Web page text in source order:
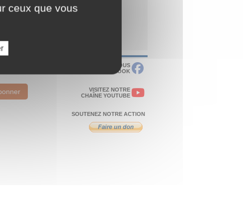
RETROUVEZ-NOUS
SUR FACEBOOK
VISITEZ NOTRE
CHAÎNE YOUTUBE
SOUTENEZ NOTRE ACTION
ceux que vous